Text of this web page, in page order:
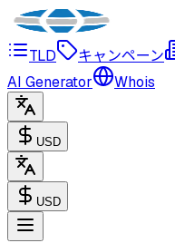
TLD キャンペーン
AI Generator
Whois
USD
USD